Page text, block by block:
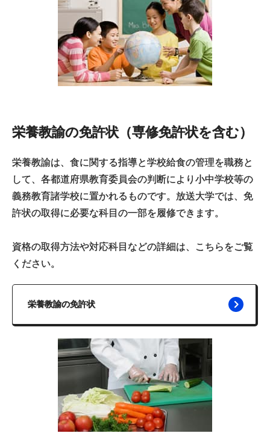
栄養教諭の免許状（専修免許状を含む）
栄養教諭は、食に関する指導と学校給食の管理を職務と
して、各都道府県教育委員会の判断により小中学校等の
義務教育諸学校に置かれるものです。放送大学では、免
許状の取得に必要な科目の一部を履修できます。
資格の取得方法や対応科目などの詳細は、こちらをご覧
ください。
栄養教諭の免許状